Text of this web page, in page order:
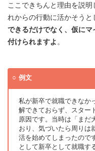
ここできちんと理由を説
れからの行動に活かそうと
できるだけでなく、仮に
付けられますよ。
例文
私が新卒で就職できなか
解できておらず、スター
原因です。当時は「まだ
おり、気づいたら周りは
活を始めてしまったので
として新卒として就職す